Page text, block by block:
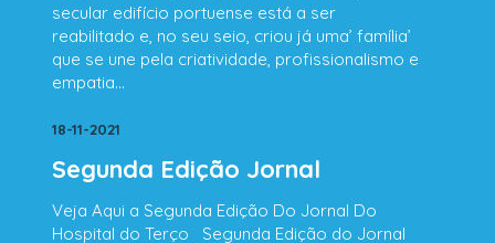
Prestadora de Cuidados – Serviço
especializado
consideramos que a relação de confiança
fundamental quem cuida, ou seja, os nossos
cuidadores.
secular edifício portuense está a ser
reabilitado e, no seu seio, criou já uma’ família’
que se une pela criatividade, profissionalismo e
empatia…
18-11-2021
Segunda Edição Jornal
Veja Aqui a Segunda Edição Do Jornal Do
Hospital do Terço Segunda Edição do Jornal